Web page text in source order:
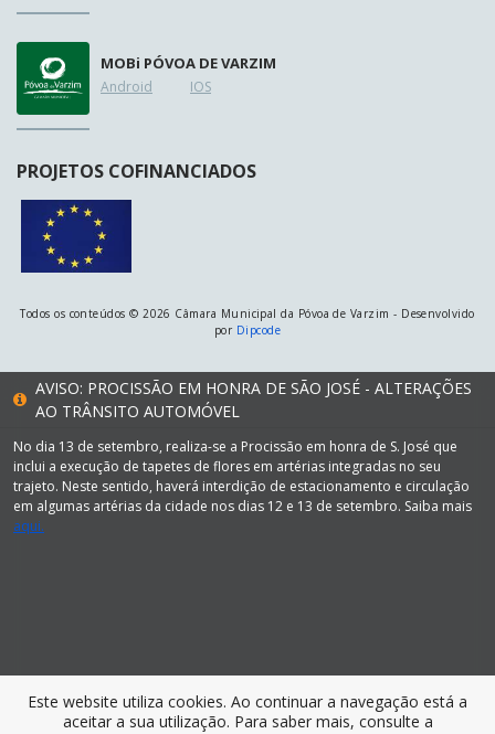
MOBi PÓVOA DE VARZIM
Android IOS
PROJETOS COFINANCIADOS
Todos os conteúdos © 2026 Câmara Municipal da Póvoa de Varzim - Desenvolvido
por Dipcode
AVISO: PROCISSÃO EM HONRA DE SÃO JOSÉ - ALTERAÇÕES
AO TRÂNSITO AUTOMÓVEL
No dia 13 de setembro, realiza-se a Procissão em honra de S. José que
inclui a execução de tapetes de flores em artérias integradas no seu
trajeto. Neste sentido, haverá interdição de estacionamento e circulação
em algumas artérias da cidade nos dias 12 e 13 de setembro. Saiba mais
aqui.
Este website utiliza cookies. Ao continuar a navegação está a
aceitar a sua utilização. Para saber mais, consulte a